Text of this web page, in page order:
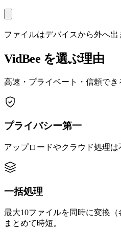
ファイルはデバイスから外へ出
VidBee を選ぶ理由
高速・プライベート・信頼でき
プライバシー第一
アップロードやクラウド処理は
一括処理
最大10ファイルを同時に変換
まとめて時短。